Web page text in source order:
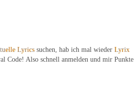
Lyrics suchen, hab ich mal wieder Lyrix
Code! Also schnell anmelden und mir Punkte